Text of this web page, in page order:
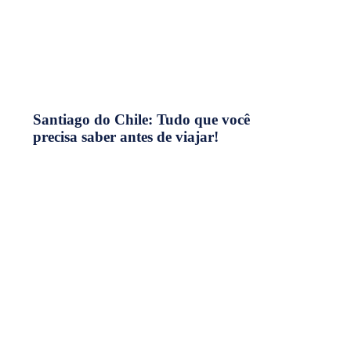
Santiago do Chile: Tudo que você
precisa saber antes de viajar!